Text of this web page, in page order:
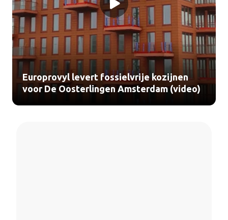
Europrovyl levert fossielvrije kozijnen
voor De Oosterlingen Amsterdam (video)